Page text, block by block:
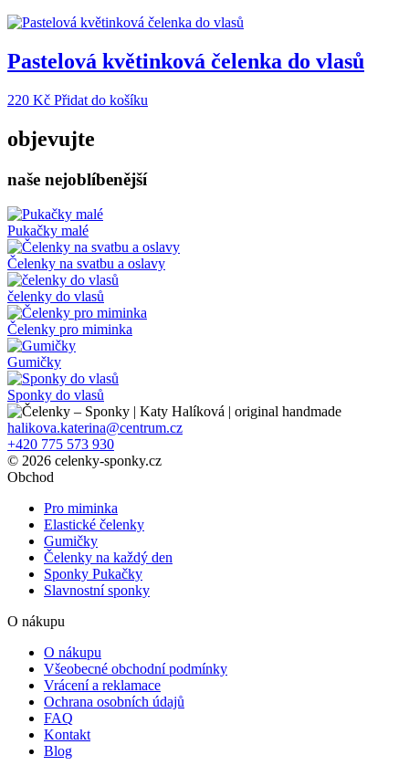
Pastelová květinková čelenka do vlasů
220 Kč Přidat do košíku
objevujte
naše nejoblíbenější
Pukačky malé
Čelenky na svatbu a oslavy
čelenky do vlasů
Čelenky pro miminka
Gumičky
Sponky do vlasů
halikova.katerina@centrum.cz
+420 775 573 930
© 2026 celenky-sponky.cz
Obchod
Pro miminka
Elastické čelenky
Gumičky
Čelenky na každý den
Sponky Pukačky
Slavnostní sponky
O nákupu
O nákupu
Všeobecné obchodní podmínky
Vrácení a reklamace
Ochrana osobních údajů
FAQ
Kontakt
Blog